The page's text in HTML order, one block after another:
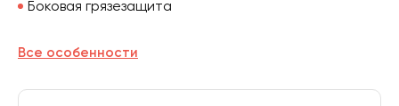
Боковая грязезащита
Все особенности